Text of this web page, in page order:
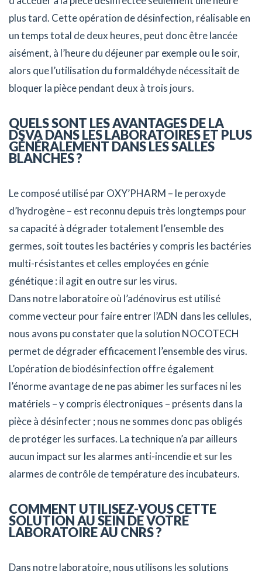
plus tard. Cette opération de désinfection, réalisable en
un temps total de deux heures, peut donc être lancée
aisément, à l’heure du déjeuner par exemple ou le soir,
alors que l’utilisation du formaldéhyde nécessitait de
bloquer la pièce pendant deux à trois jours.
QUELS SONT LES AVANTAGES DE LA
DSVA DANS LES LABORATOIRES ET PLUS
GÉNÉRALEMENT DANS LES SALLES
BLANCHES ?
Le composé utilisé par OXY’PHARM – le peroxyde
d’hydrogène – est reconnu depuis très longtemps pour
sa capacité à dégrader totalement l’ensemble des
germes, soit toutes les bactéries y compris les bactéries
multi-résistantes et celles employées en génie
génétique : il agit en outre sur les virus.
Dans notre laboratoire où l’adénovirus est utilisé
comme vecteur pour faire entrer l’ADN dans les cellules,
nous avons pu constater que la solution NOCOTECH
permet de dégrader efficacement l’ensemble des virus.
L’opération de biodésinfection offre également
l’énorme avantage de ne pas abimer les surfaces ni les
matériels – y compris électroniques – présents dans la
pièce à désinfecter ; nous ne sommes donc pas obligés
de protéger les surfaces. La technique n’a par ailleurs
aucun impact sur les alarmes anti-incendie et sur les
alarmes de contrôle de température des incubateurs.
COMMENT UTILISEZ-VOUS CETTE
SOLUTION AU SEIN DE VOTRE
LABORATOIRE AU CNRS ?
Dans notre laboratoire, nous utilisons les solutions